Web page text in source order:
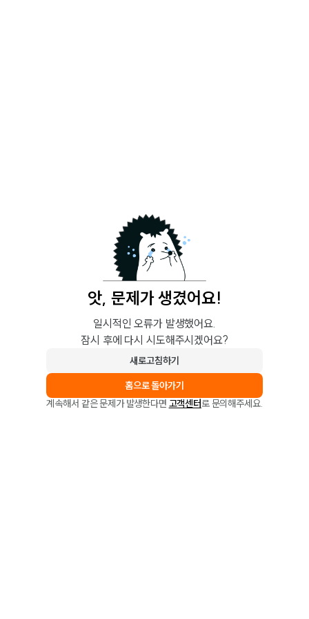
앗, 문제가 생겼어요!
일시적인 오류가 발생했어요.
잠시 후에 다시 시도해주시겠어요?
새로고침하기
홈으로 돌아가기
계속해서 같은 문제가 발생한다면 고객센터로 문의해주세요.